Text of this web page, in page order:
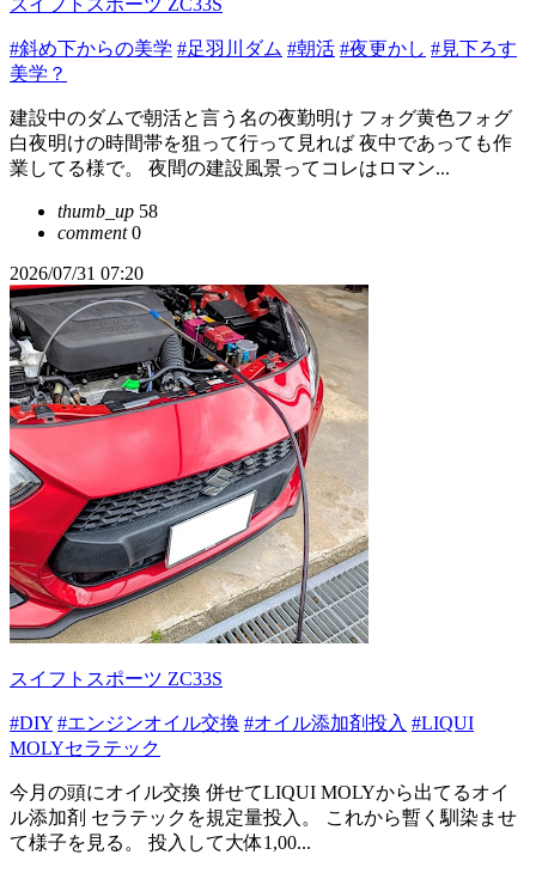
スイフトスポーツ ZC33S
#斜め下からの美学 #足羽川ダム #朝活 #夜更かし #見下ろす
美学？
建設中のダムで朝活と言う名の夜勤明け フォグ黄色フォグ
白夜明けの時間帯を狙って行って見れば 夜中であっても作
業してる様で。 夜間の建設風景ってコレはロマン...
thumb_up 58
comment0
2026/07/31 07:20
スイフトスポーツ ZC33S
#DIY #エンジンオイル交換 #オイル添加剤投入 #LIQUI
MOLYセラテック
今月の頭にオイル交換 併せてLIQUI MOLYから出てるオイ
ル添加剤 セラテックを規定量投入。 これから暫く馴染ませ
て様子を見る。 投入して大体1,00...